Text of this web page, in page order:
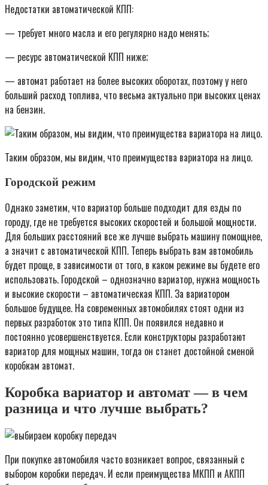
Недостатки автоматической КПП:
— требует много масла и его регулярно надо менять;
— ресурс автоматической КПП ниже;
— автомат работает на более высоких оборотах, поэтому у него
больший расход топлива, что весьма актуально при высоких ценах
на бензин.
Таким образом, мы видим, что преимущества вариатора на лицо.
Городской режим
Однако заметим, что вариатор больше подходит для езды по
городу, где не требуется высоких скоростей и большой мощности.
Для больших расстояний все же лучше выбрать машину помощнее,
а значит с автоматической КПП. Теперь выбрать вам автомобиль
будет проще, в зависимости от того, в каком режиме вы будете его
использовать. Городской – однозначно вариатор, нужна мощность
и высокие скорости – автоматическая КПП. За вариатором
большое будущее. На современных автомобилях стоят одни из
первых разработок это типа КПП. Он появился недавно и
постоянно усовершенствуется. Если конструкторы разработают
вариатор для мощных машин, тогда он станет достойной сменой
коробкам автомат.
Коробка вариатор и автомат — в чем
разница и что лучше выбрать?
При покупке автомобиля часто возникает вопрос, связанный с
выбором коробки передач. И если преимущества МКПП и АКПП